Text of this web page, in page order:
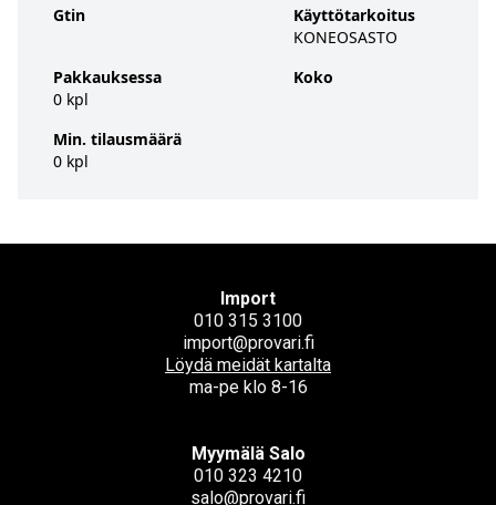
Gtin
Pakkauksessa
0 kpl
Min. tilausmäärä
0 kpl
Käyttötarkoitus
KONEOSASTO
Koko
Import
010 315 3100
import@provari.fi
Löydä meidät kartalta
ma-pe klo 8-16
Myymälä Salo
010 323 4210
salo@provari.fi